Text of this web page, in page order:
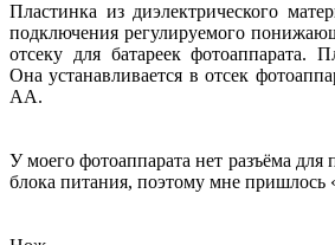
Пластинка из диэлектрического
подключения регулируемого
отсеку для батареек фотоаппарата.
Она устанавливается в отсек
АА.
У моего фотоаппарата нет разъёма
блока питания, поэтому мне пришлось